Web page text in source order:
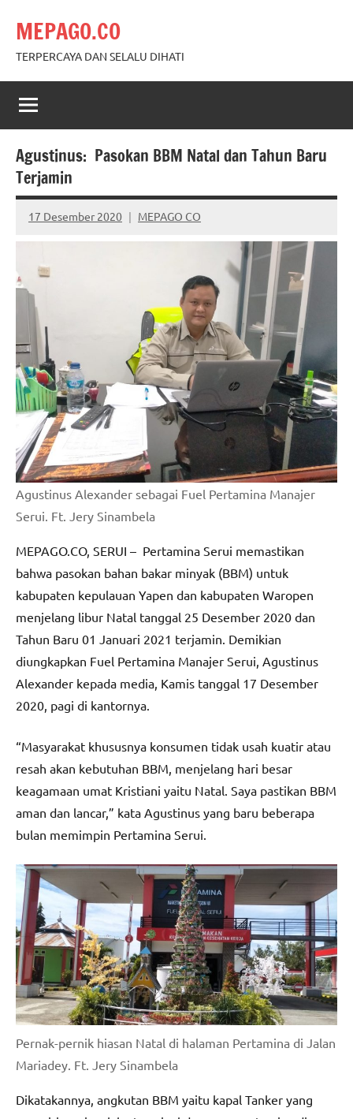
content
MEPAGO.CO
TERPERCAYA DAN SELALU DIHATI
Agustinus: Pasokan BBM Natal dan Tahun Baru
Terjamin
17 Desember 2020 MEPAGO CO
No
comments
Agustinus Alexander sebagai Fuel Pertamina Manajer
Serui. Ft. Jery Sinambela
MEPAGO.CO, SERUI – Pertamina Serui memastikan
bahwa pasokan bahan bakar minyak (BBM) untuk
kabupaten kepulauan Yapen dan kabupaten Waropen
menjelang libur Natal tanggal 25 Desember 2020 dan
Tahun Baru 01 Januari 2021 terjamin. Demikian
diungkapkan Fuel Pertamina Manajer Serui, Agustinus
Alexander kepada media, Kamis tanggal 17 Desember
2020, pagi di kantornya.
“Masyarakat khususnya konsumen tidak usah kuatir atau
resah akan kebutuhan BBM, menjelang hari besar
keagamaan umat Kristiani yaitu Natal. Saya pastikan BBM
aman dan lancar,” kata Agustinus yang baru beberapa
bulan memimpin Pertamina Serui.
Pernak-pernik hiasan Natal di halaman Pertamina di Jalan
Mariadey. Ft. Jery Sinambela
Dikatakannya, angkutan BBM yaitu kapal Tanker yang